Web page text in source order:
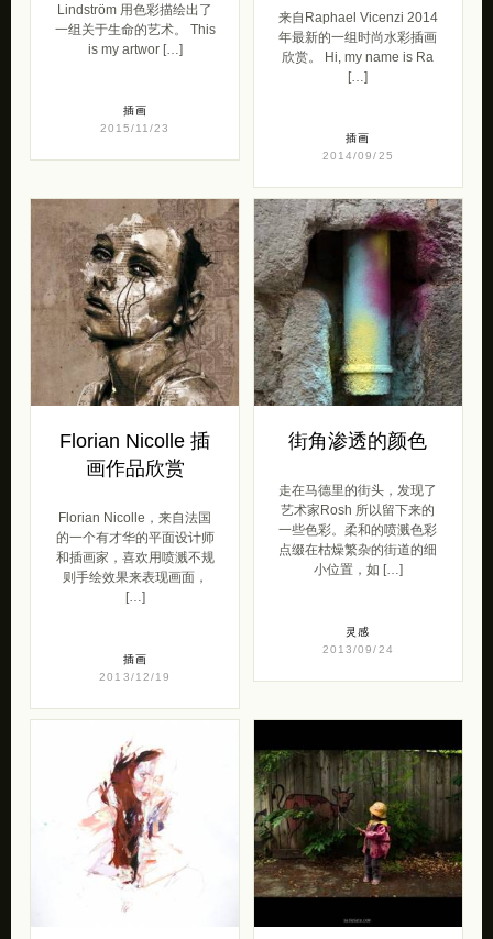
Lindström 用色彩描绘出了
一组关于生命的艺术。 This
is my artwor […]
插画
2015/11/23
来自Raphael Vicenzi 2014
年最新的一组时尚水彩插画
欣赏。 Hi, my name is Ra
[…]
插画
2014/09/25
Florian Nicolle 插
画作品欣赏
Florian Nicolle，来自法国
的一个有才华的平面设计师
和插画家，喜欢用喷溅不规
则手绘效果来表现画面，
[…]
插画
2013/12/19
街角渗透的颜色
走在马德里的街头，发现了
艺术家Rosh 所以留下来的
一些色彩。柔和的喷溅色彩
点缀在枯燥繁杂的街道的细
小位置，如 […]
灵感
2013/09/24